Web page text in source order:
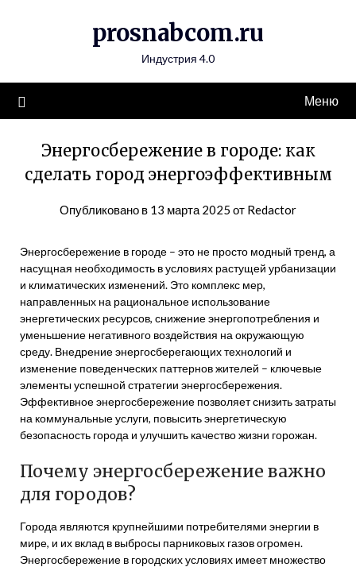
prosnabcom.ru
Индустрия 4.0
Меню
Энергосбережение в городе: как
сделать город энергоэффективным
Опубликовано в 13 марта 2025 от Redactor
Энергосбережение в городе – это не просто модный тренд, а
насущная необходимость в условиях растущей урбанизации
и климатических изменений. Это комплекс мер,
направленных на рациональное использование
энергетических ресурсов, снижение энергопотребления и
уменьшение негативного воздействия на окружающую
среду. Внедрение энергосберегающих технологий и
изменение поведенческих паттернов жителей – ключевые
элементы успешной стратегии энергосбережения.
Эффективное энергосбережение позволяет снизить затраты
на коммунальные услуги, повысить энергетическую
безопасность города и улучшить качество жизни горожан.
Почему энергосбережение важно
для городов?
Города являются крупнейшими потребителями энергии в
мире, и их вклад в выбросы парниковых газов огромен.
Энергосбережение в городских условиях имеет множество